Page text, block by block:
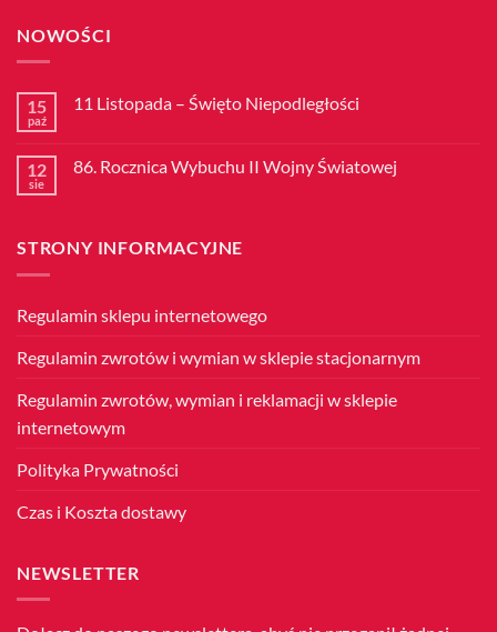
NOWOŚCI
15
paź
11 Listopada – Święto Niepodległości
11
12
sie
86. Rocznica Wybuchu II Wojny Światowej
Rocznica
STRONY INFORMACYJNE
Regulamin sklepu internetowego
Regulamin zwrotów i wymian w sklepie stacjonarnym
Regulamin zwrotów, wymian i reklamacji w sklepie
internetowym
Polityka Prywatności
Czas i Koszta dostawy
NEWSLETTER